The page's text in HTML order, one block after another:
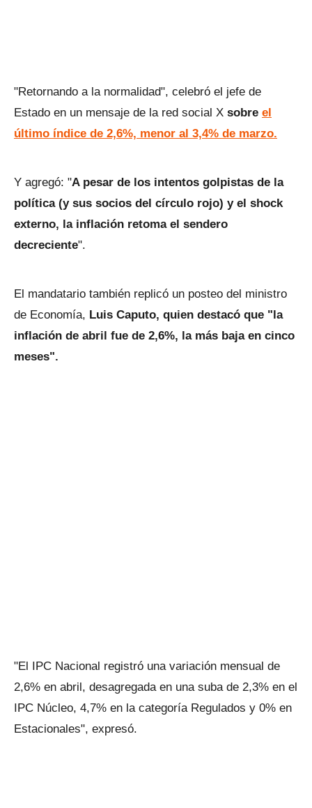
"Retornando a la normalidad", celebró el jefe de
Estado en un mensaje de la red social X sobre el
último índice de 2,6%, menor al 3,4% de marzo.
Y agregó: "A pesar de los intentos golpistas de la
política (y sus socios del círculo rojo) y el shock
externo, la inflación retoma el sendero
decreciente".
El mandatario también replicó un posteo del ministro
de Economía, Luis Caputo, quien destacó que "la
inflación de abril fue de 2,6%, la más baja en cinco
meses".
"El IPC Nacional registró una variación mensual de
2,6% en abril, desagregada en una suba de 2,3% en el
IPC Núcleo, 4,7% en la categoría Regulados y 0% en
Estacionales", expresó.